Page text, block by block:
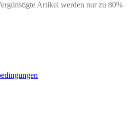
Artikel werden nur zu 80%